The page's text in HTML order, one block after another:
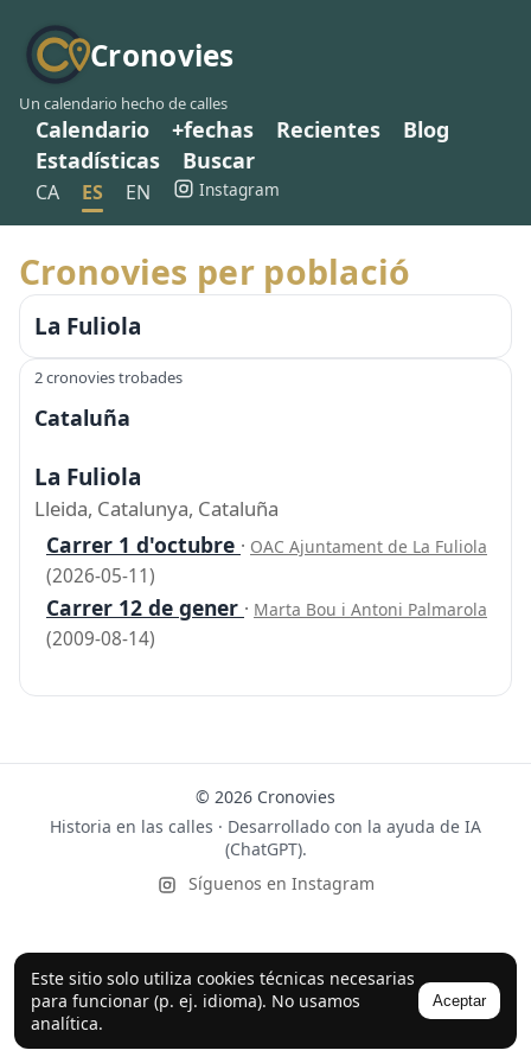
Cronovies
Un calendario hecho de calles
Calendario +fechas Recientes
Blog
Estadísticas
Buscar
CA ES EN Instagram
Este sitio solo utiliza cookies técnicas necesarias
para funcionar (p. ej. idioma). No usamos
analítica.
Aceptar
Cronovies per població
La Fuliola
2 cronovies trobades
Cataluña
La Fuliola
Lleida, Catalunya, Cataluña
Carrer 1 d'octubre · OAC Ajuntament de La Fuliola
(2026-05-11)
Carrer 12 de gener · Marta Bou i Antoni Palmarola
(2009-08-14)
© 2026 Cronovies
Historia en las calles · Desarrollado con la ayuda de IA
(ChatGPT).
Síguenos en Instagram